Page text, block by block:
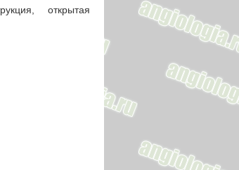
открытая